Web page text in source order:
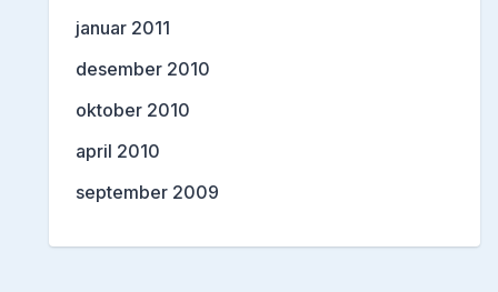
januar 2011
desember 2010
oktober 2010
april 2010
september 2009